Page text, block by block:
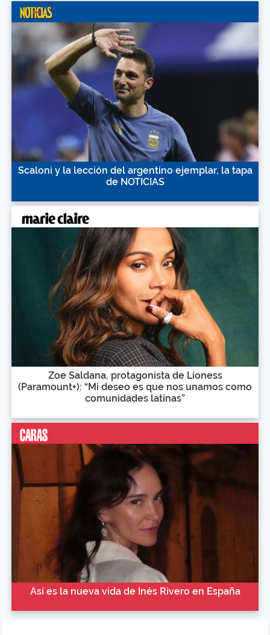
Scaloni y la lección del argentino ejemplar, la tapa
de NOTICIAS
Zoe Saldana, protagonista de Lioness
(Paramount+): “Mi deseo es que nos unamos como
comunidades latinas”
Así es la nueva vida de Inés Rivero en España